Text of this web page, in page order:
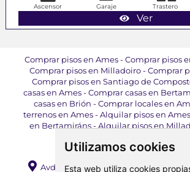
Utilizamos cookies
Esta web utiliza cookies
Ver
Ascensor Garaje Trastero
Comprar pisos en Ames-Comprar pisos
Comprar pisos en Milladoiro-Comprar
Comprar pisos en Santiago de
casas en Ames-Comprar casas en
casas en Brión -Comprar locales en
terrenos en Ames-Alquilar pisos en Ames
en Bertamiráns-Alquilar pisos en
Avda. da Mahía, 71 Bajo, Bertamiráns,